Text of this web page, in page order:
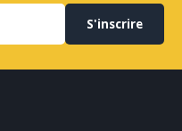
S'inscrire